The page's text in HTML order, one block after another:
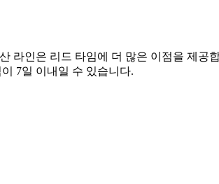
라인은 리드 타임에 더 많은 이점을 제공
7일 이내일 수 있습니다.